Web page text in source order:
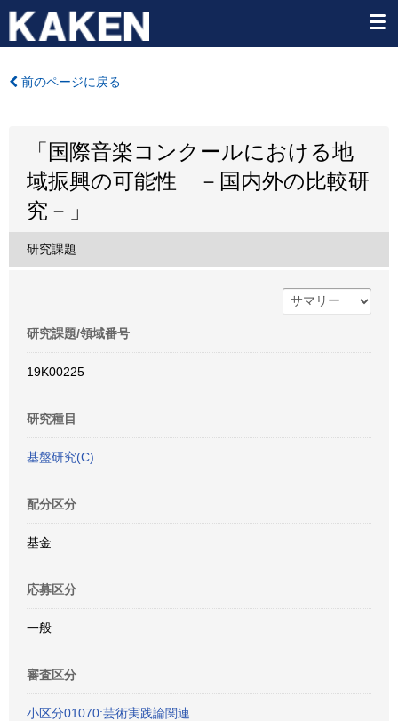
前のページに戻る
「国際音楽コンクールにおける地
域振興の可能性 －国内外の比較研
究－」
研究課題
研究課題/領域番号
19K00225
研究種目
基盤研究(C)
配分区分
基金
応募区分
一般
審査区分
小区分01070:芸術実践論関連